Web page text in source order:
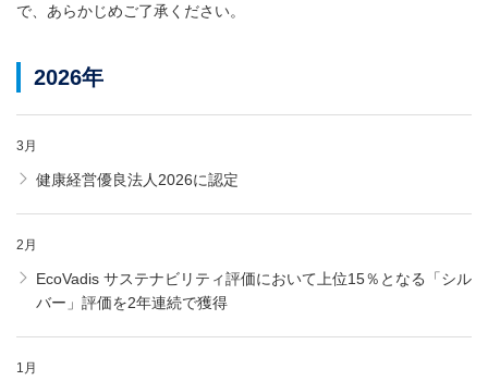
で、あらかじめご了承ください。
2026年
3月
健康経営優良法人2026に認定
2月
EcoVadis サステナビリティ評価において上位15％となる「シル
バー」評価を2年連続で獲得
1月